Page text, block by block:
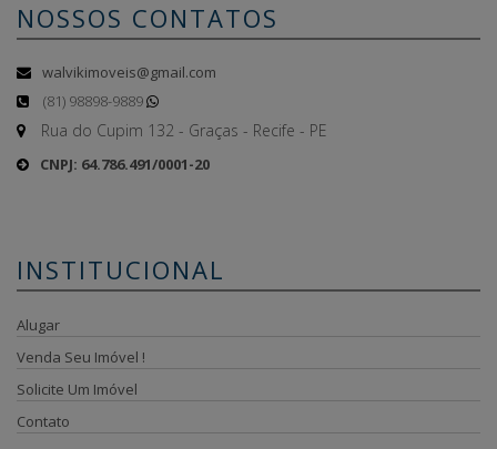
NOSSOS CONTATOS
walvikimoveis@gmail.com
(81) 98898-9889
Rua do Cupim 132 - Graças - Recife - PE
CNPJ: 64.786.491/0001-20
INSTITUCIONAL
Alugar
Venda Seu Imóvel !
Solicite Um Imóvel
Contato